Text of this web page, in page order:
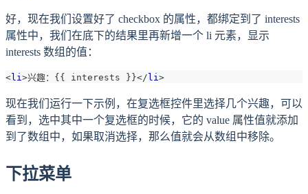
好，现在我们设置好了 checkbox 的属性，都绑定到了 interests
属性中，我们在底下的结果里再新增一个 li 元素，显示
interests 数组的值：
<li>兴趣：{{ interests }}</ li>
现在我们运行一下示例，在复选框控件里选择几个兴趣，可以
看到，选中其中一个复选框的时候，它的 value 属性值就添加
到了数组中，如果取消选择，那么值就会从数组中移除。
下拉菜单